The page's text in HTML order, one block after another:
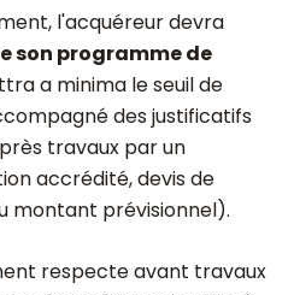
l'acquéreur devra
son programme de
a minima le seuil de
des justificatifs
travaux par un
accrédité, devis de
montant prévisionnel).
respecte avant travaux